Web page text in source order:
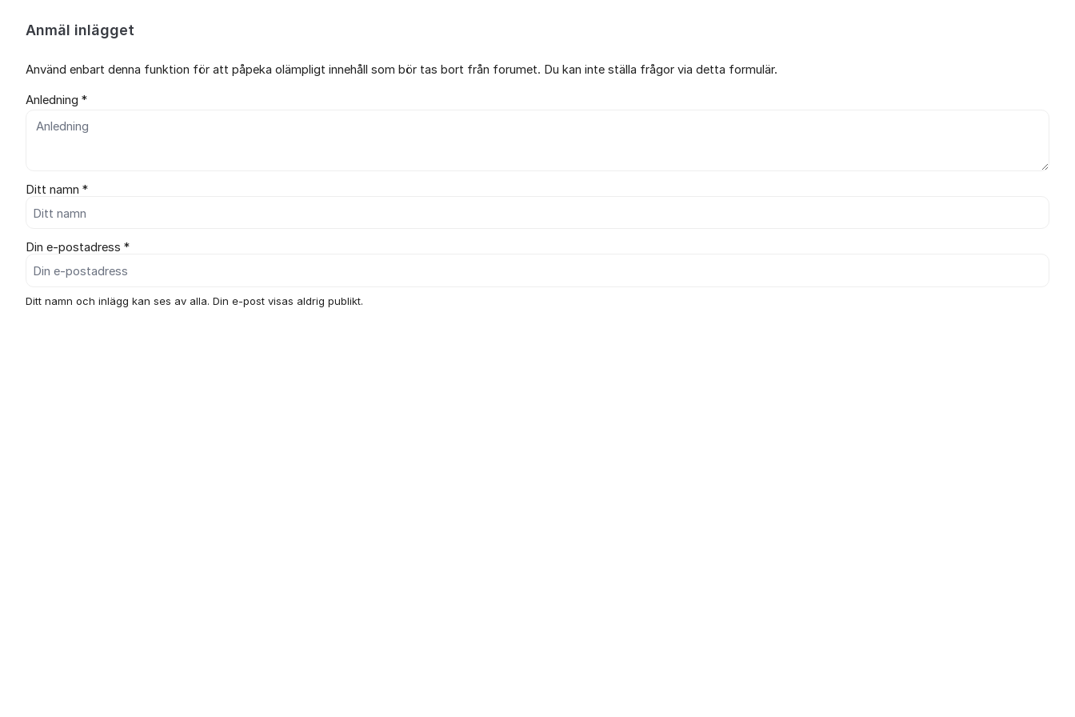
Anmäl inlägget
Använd enbart denna funktion för att påpeka olämpligt innehåll som bör tas bort från forumet. Du kan inte ställa frågor via detta formulär.
Anledning *
Ditt namn *
Din e-postadress *
Ditt namn och inlägg kan ses av alla. Din e-post visas aldrig publikt.